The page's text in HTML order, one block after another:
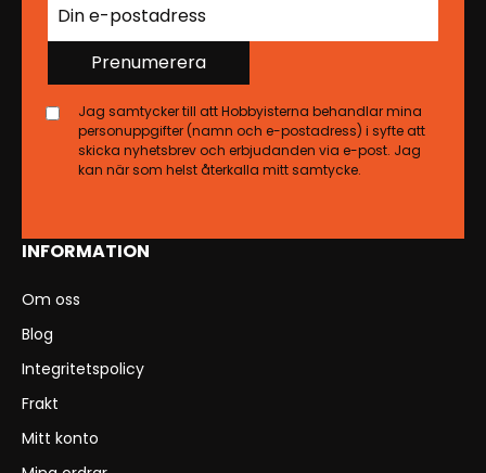
INFORMATION
Om oss
Blog
Integritetspolicy
Frakt
Mitt konto
Prenumerera
Jag samtycker till att Hobbyisterna behandlar mina
personuppgifter (namn och e-postadress) i syfte att
skicka nyhetsbrev och erbjudanden via e-post. Jag
kan när som helst återkalla mitt samtycke.